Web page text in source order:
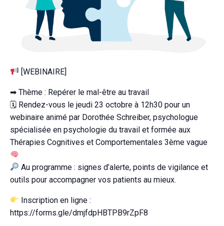
[WEBINAIRE]
➡ Thème : Repérer le mal-être au travail
🗓 Rendez-vous le jeudi 23 octobre à 12h30 pour un
webinaire animé par Dorothée Schreiber, psychologue
spécialisée en psychologie du travail et formée aux
Thérapies Cognitives et Comportementales 3ème vague
Au programme : signes d’alerte, points de vigilance et
outils pour accompagner vos patients au mieux.
Inscription en ligne :
https://forms.gle/dmjfdpHBTPB9rZpF8